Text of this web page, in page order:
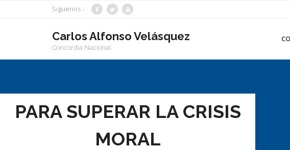
Siguenos :
Carlos Alfonso Velásquez
Concordia Nacional
PARA SUPERAR LA CRISIS
MORAL